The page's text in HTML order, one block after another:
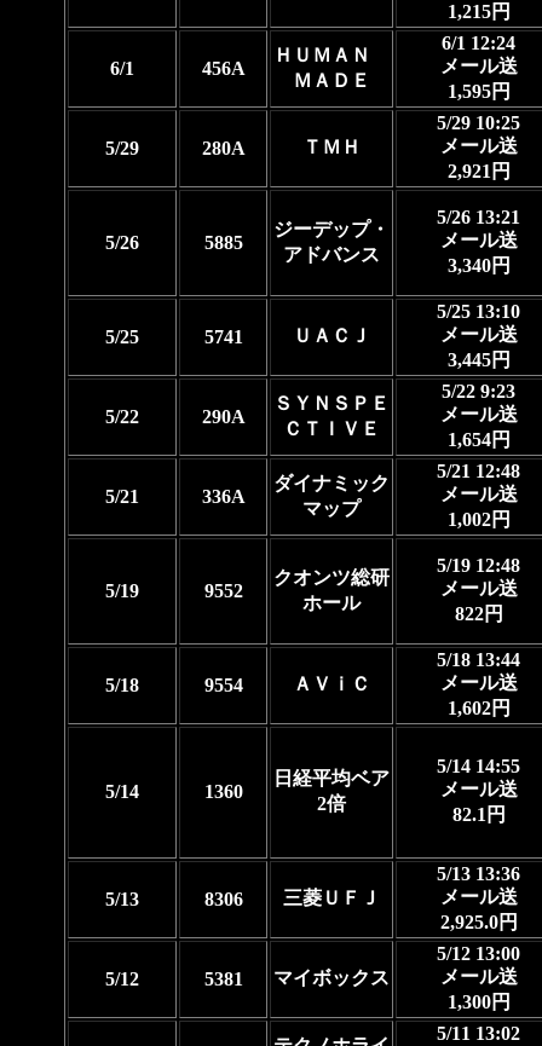
1,215円
6/1 456A
ＨＵＭＡＮ
ＭＡＤＥ
6/1 12:24
メール送
1,595円
5/29 280A ＴＭＨ
5/29 10:25
メール送
2,921円
5/26 5885
ジーデップ・
アドバンス
5/26 13:21
メール送
3,340円
5/25 5741 ＵＡＣＪ
5/25 13:10
メール送
3,445円
5/22 290A
ＳＹＮＳＰＥ
ＣＴＩＶＥ
5/22 9:23
メール送
1,654円
5/21 336A
ダイナミック
マップ
5/21 12:48
メール送
1,002円
5/19 9552
クオンツ総研
ホール
5/19 12:48
メール送
822円
5/18 9554 ＡＶｉＣ
5/18 13:44
メール送
1,602円
5/14 1360
日経平均ベア
2倍
5/14 14:55
メール送
82.1円
5/13 8306 三菱ＵＦＪ
5/13 13:36
メール送
2,925.0円
5/12 5381 マイボックス
5/12 13:00
メール送
1,300円
5/11 13:02